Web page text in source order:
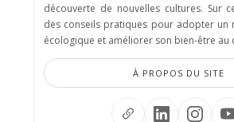
découverte de nouvelles cultures. Sur
des conseils pratiques pour adopter un
écologique et améliorer son bien-être au
À PROPOS DU SITE